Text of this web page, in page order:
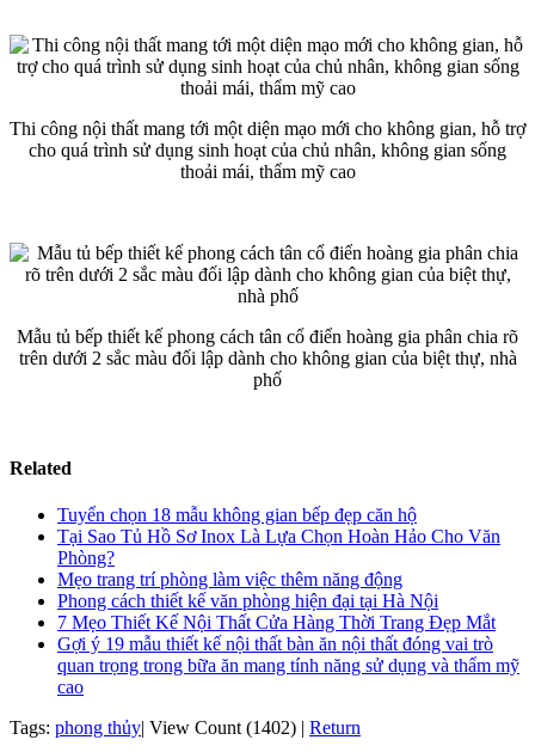
Thi công nội thất mang tới một diện mạo mới cho không gian, hỗ trợ
cho quá trình sử dụng sinh hoạt của chủ nhân, không gian sống
thoải mái, thẩm mỹ cao
Mẫu tủ bếp thiết kế phong cách tân cổ điển hoàng gia phân chia rõ
trên dưới 2 sắc màu đối lập dành cho không gian của biệt thự, nhà
phố
Related
Tuyển chọn 18 mẫu không gian bếp đẹp căn hộ
Tại Sao Tủ Hồ Sơ Inox Là Lựa Chọn Hoàn Hảo Cho Văn
Phòng?
Mẹo trang trí phòng làm việc thêm năng động
Phong cách thiết kế văn phòng hiện đại tại Hà Nội
7 Mẹo Thiết Kế Nội Thất Cửa Hàng Thời Trang Đẹp Mắt
Gợi ý 19 mẫu thiết kế nội thất bàn ăn nội thất đóng vai trò
quan trọng trong bữa ăn mang tính năng sử dụng và thẩm mỹ
cao
Tags: phong thủy| View Count (1402) | Return